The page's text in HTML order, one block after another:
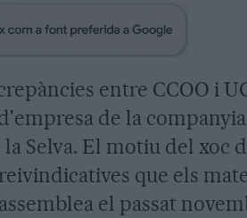
entre CCOO i
de la
Selva. El motiu del xoc
que els
el passat